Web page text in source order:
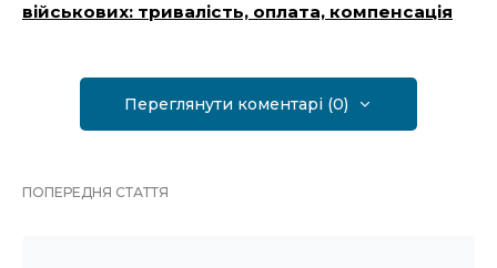
військових: тривалість, оплата, компенсація
Переглянути коментарі (0)
ПОПЕРЕДНЯ СТАТТЯ